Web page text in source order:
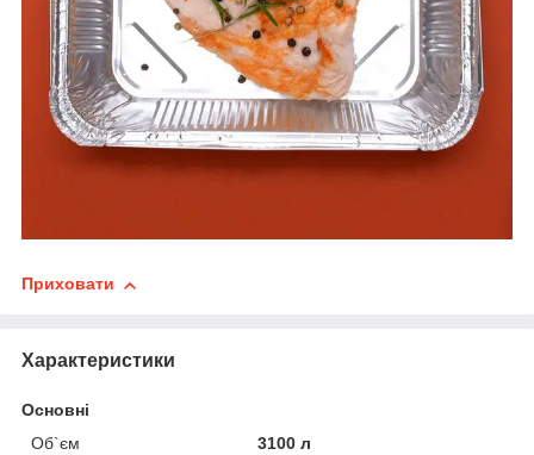
Приховати
Характеристики
Основні
Об`єм
3100 л